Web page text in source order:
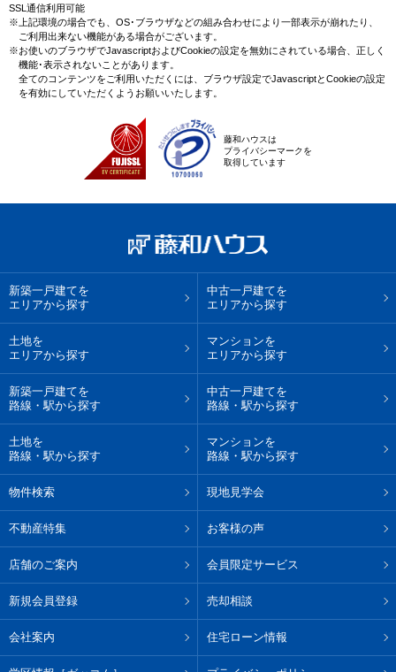
SSL通信利用可能
※上記環境の場合でも、OS･ブラウザなどの組み合わせにより一部表示が崩れたり、
ご利用出来ない機能がある場合がございます。
※お使いのブラウザでJavascriptおよびCookieの設定を無効にされている場合、正しく
機能･表示されないことがあります。
全てのコンテンツをご利用いただくには、ブラウザ設定でJavascriptとCookieの設定
を有効にしていただくようお願いいたします。
藤和ハウスは
プライバシーマークを
取得しています
新築一戸建てを
エリアから探す
中古一戸建てを
エリアから探す
土地を
エリアから探す
マンションを
エリアから探す
新築一戸建てを
路線・駅から探す
中古一戸建てを
路線・駅から探す
土地を
路線・駅から探す
マンションを
路線・駅から探す
物件検索 現地見学会
不動産特集 お客様の声
店舗のご案内 会員限定サービス
新規会員登録 売却相談
会社案内 住宅ローン情報